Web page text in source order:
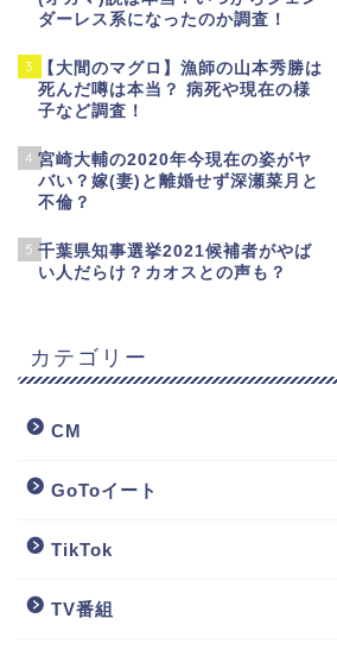
ダーレス系になったのか調査！
3
【大間のマグロ】漁師の山本秀勝は
死んだ噂は本当？ 病死や現在の様
子など調査！
4 宮崎大輔の2020年今現在の姿がヤ
バい？嫁(妻)と離婚せず深瀬菜月と
不倫？
5 千葉県知事選挙2021候補者がやば
い人だらけ？カオスとの声も？
カテゴリー
CM
GoToイート
TikTok
TV番組